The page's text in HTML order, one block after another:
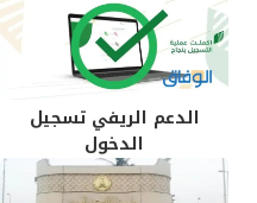
الدعم الريفي تسجيل
الدخول